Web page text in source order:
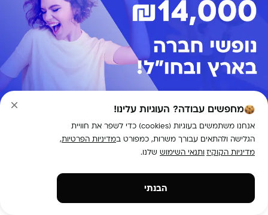
מחפשים עבודה? העוגיות עלינו!
אנחנו משתמשים בעוגיות (cookies) כדי לשפר את חוויית
הגלישה ולהתאים עבורך משרות, כמפורט במדיניות הפרטיות,
מדיניות הקוקיזותנאי השימוש שלנו.
הבנתי
חיילים משוחררים